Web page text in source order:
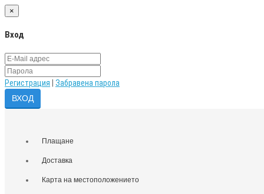
×
Вход
Регистрация Забравена парола
Плащане
Доставка
Карта на местоположението